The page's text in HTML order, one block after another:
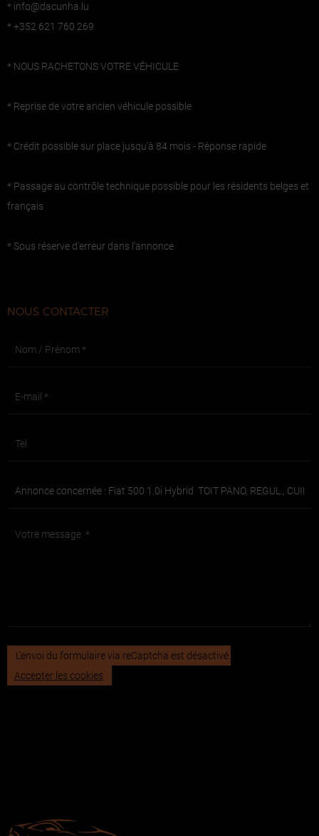
* info@dacunha.lu
* +352 621 760 269
* NOUS RACHETONS VOTRE VÉHICULE
* Reprise de votre ancien véhicule possible
* Crédit possible sur place jusqu'à 84 mois - Réponse rapide
* Passage au contrôle technique possible pour les résidents belges et
français
* Sous réserve d'erreur dans l'annonce
NOUS CONTACTER
L'envoi du formulaire via reCaptcha est désactivé.
Accepter les cookies